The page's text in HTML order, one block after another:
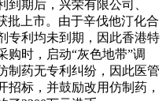
到期后，兴荣有限公司、
批上市。由于辛伐他汀化合
专利均未到期，因此香港特
购时，启动“灰色地带”调
制药无专利纠纷，因此医管
招标，并鼓励改用仿制药，